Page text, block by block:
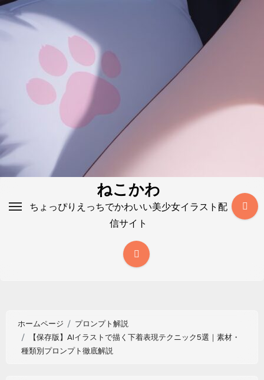
コ
ン
ッ
プ
ねこかわ
ちょっぴりえっちでかわいい美少女イラスト配
信サイト
ホームページ
プロンプト解説
【保存版】AIイラストで描く下着表現テクニック5選｜素材・
種類別プロンプト徹底解説